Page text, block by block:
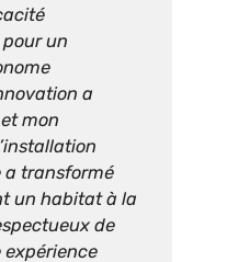
pour un
a
mon
a transformé
un habitat à la
de
expérience